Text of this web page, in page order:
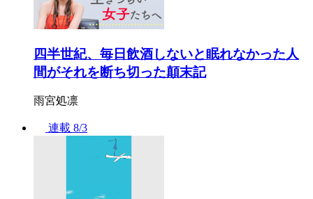
四半世紀、毎日飲酒しないと眠れなかった人
間がそれを断ち切った顛末記
雨宮処凛
連載 8/3